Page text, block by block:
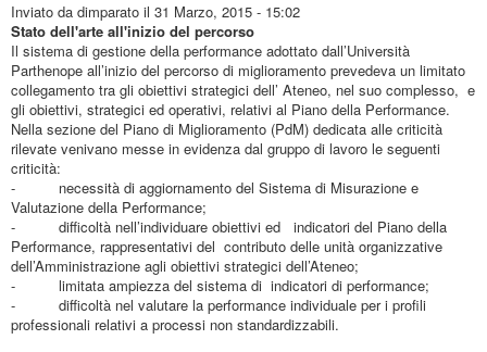
Inviato da dimparato il 31 Marzo, 2015 - 15:02
Stato dell'arte all'inizio del percorso
Il sistema di gestione della performance adottato dall’Università
Parthenope all’inizio del percorso di miglioramento prevedeva un limitato
collegamento tra gli obiettivi strategici dell’ Ateneo, nel suo complesso, e
gli obiettivi, strategici ed operativi, relativi al Piano della Performance.
Nella sezione del Piano di Miglioramento (PdM) dedicata alle criticità
rilevate venivano messe in evidenza dal gruppo di lavoro le seguenti
criticità:
- necessità di aggiornamento del Sistema di Misurazione e
Valutazione della Performance;
- difficoltà nell’individuare obiettivi ed indicatori del Piano della
Performance, rappresentativi del contributo delle unità organizzative
dell’Amministrazione agli obiettivi strategici dell’Ateneo;
- limitata ampiezza del sistema di indicatori di performance;
- difficoltà nel valutare la performance individuale per i profili
professionali relativi a processi non standardizzabili.